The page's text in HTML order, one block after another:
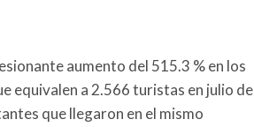
aumento del 515.3 % en los
equivalen a 2.566 turistas en julio de
que llegaron en el mismo